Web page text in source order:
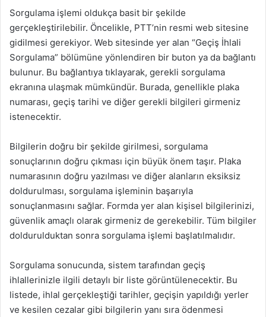
Sorgulama işlemi oldukça basit bir şekilde
gerçekleştirilebilir. Öncelikle, PTT’nin resmi web sitesine
gidilmesi gerekiyor. Web sitesinde yer alan “Geçiş İhlali
Sorgulama” bölümüne yönlendiren bir buton ya da bağlantı
bulunur. Bu bağlantıya tıklayarak, gerekli sorgulama
ekranına ulaşmak mümkündür. Burada, genellikle plaka
numarası, geçiş tarihi ve diğer gerekli bilgileri girmeniz
istenecektir.
Bilgilerin doğru bir şekilde girilmesi, sorgulama
sonuçlarının doğru çıkması için büyük önem taşır. Plaka
numarasının doğru yazılması ve diğer alanların eksiksiz
doldurulması, sorgulama işleminin başarıyla
sonuçlanmasını sağlar. Formda yer alan kişisel bilgilerinizi,
güvenlik amaçlı olarak girmeniz de gerekebilir. Tüm bilgiler
doldurulduktan sonra sorgulama işlemi başlatılmalıdır.
Sorgulama sonucunda, sistem tarafından geçiş
ihlallerinizle ilgili detaylı bir liste görüntülenecektir. Bu
listede, ihlal gerçekleştiği tarihler, geçişin yapıldığı yerler
ve kesilen cezalar gibi bilgilerin yanı sıra ödenmesi